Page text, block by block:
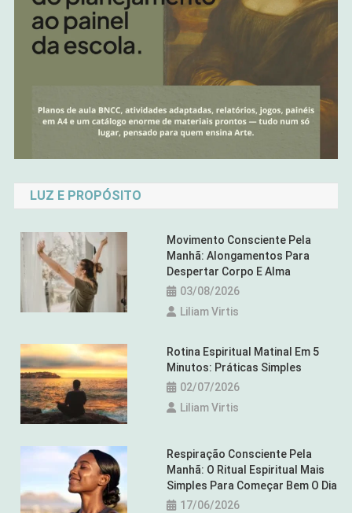
LUZ E PROPÓSITO
Movimento Consciente Pela
Manhã: Alongamentos Para
Despertar Corpo E Alma
03/08/2026
Liliam Virtis
Rotina Espiritual Matinal Em 5
Minutos: Práticas Simples
02/07/2026
Liliam Virtis
Respiração Consciente Pela
Manhã: O Ritual Espiritual Mais
Simples Para Começar Bem O Dia
17/06/2026